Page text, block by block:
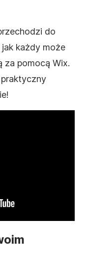
do
każdy może
pomocą Wix.